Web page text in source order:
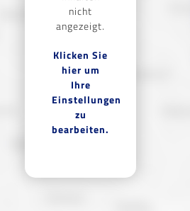
nicht
angezeigt.
Klicken Sie
hier um
Ihre
Einstellungen
zu
bearbeiten.